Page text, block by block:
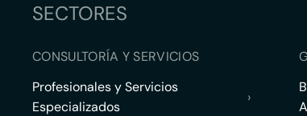
SECTORES
CONSULTORÍA Y SERVICIOS
Profesionales y Servicios
Especializados
›